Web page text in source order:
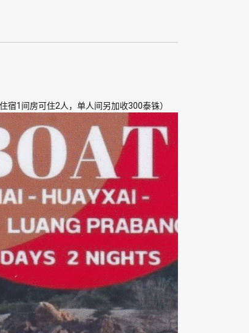
1间房可住2人，单人间另加收300泰铢）